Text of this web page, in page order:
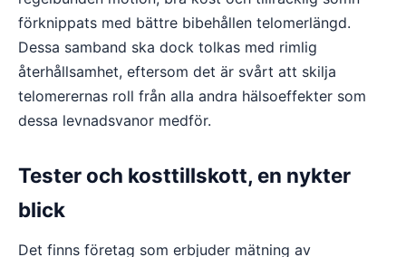
förknippats med bättre bibehållen telomerlängd.
Dessa samband ska dock tolkas med rimlig
återhållsamhet, eftersom det är svårt att skilja
telomerernas roll från alla andra hälsoeffekter som
dessa levnadsvanor medför.
Tester och kosttillskott, en nykter
blick
Det finns företag som erbjuder mätning av